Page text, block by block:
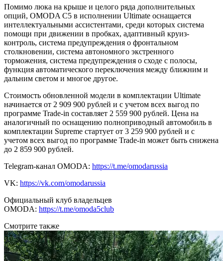
Помимо люка на крыше и целого ряда дополнительных
опций, OMODA C5 в исполнении Ultimate оснащается
интеллектуальными ассистентами, среди которых система
помощи при движении в пробках, адаптивный круиз-
контроль, система предупреждения о фронтальном
столкновении, система автономного экстренного
торможения, система предупреждения о сходе с полосы,
функция автоматического переключения между ближним и
дальним светом и многое другое.
Стоимость обновленной модели в комплектации Ultimate
начинается от 2 909 900 рублей и с учетом всех выгод по
программе Trade-in составляет 2 559 900 рублей. Цена на
аналогичный по оснащению полноприводный автомобиль в
комплектации Supreme стартует от 3 259 900 рублей и с
учетом всех выгод по программе Trade-in может быть снижена
до 2 859 900 рублей.
Telegram-канал OMODA: https://t.me/omodarussia
VK: https://vk.com/omodarussia
Официальный клуб владельцев
OMODA: https://t.me/omoda5club
Смотрите также